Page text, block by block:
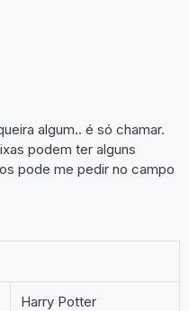
algum.. é só chamar.
podem ter alguns
pode me pedir no campo
Harry Potter